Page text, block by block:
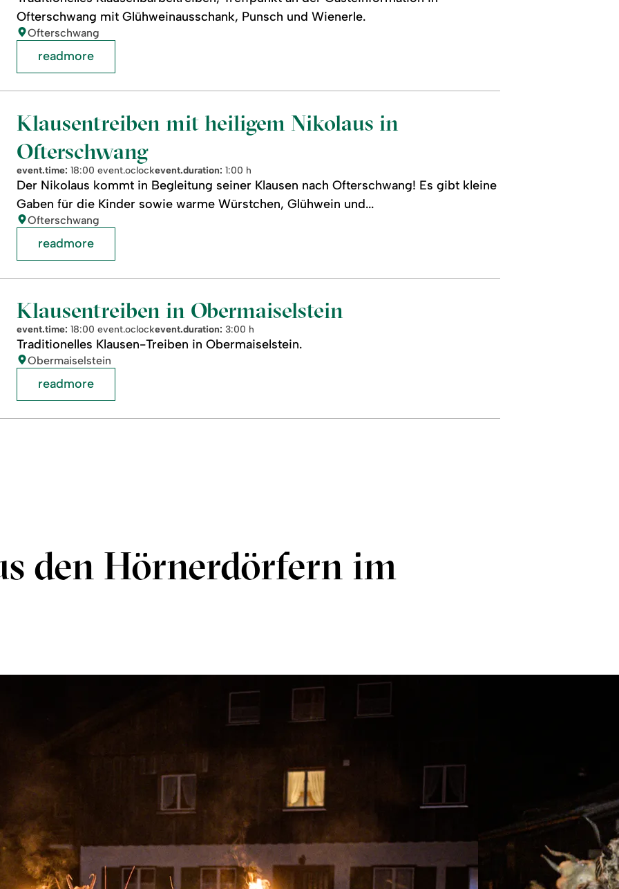
Ofterschwang mit Glühweinausschank, Punsch und Wienerle.
location:
Ofterschwang
readmore
Klausentreiben mit heiligem Nikolaus in
Ofterschwang
event.time: 18:00 event.oclockevent.duration: 1:00 h
Der Nikolaus kommt in Begleitung seiner Klausen nach Ofterschwang! Es gibt kleine
Gaben für die Kinder sowie warme Würstchen, Glühwein und...
location:
Ofterschwang
readmore
Klausentreiben in Obermaiselstein
event.time: 18:00 event.oclockevent.duration: 3:00 h
Traditionelles Klausen-Treiben in Obermaiselstein.
location:
Obermaiselstein
readmore
den Hörnerdörfern im